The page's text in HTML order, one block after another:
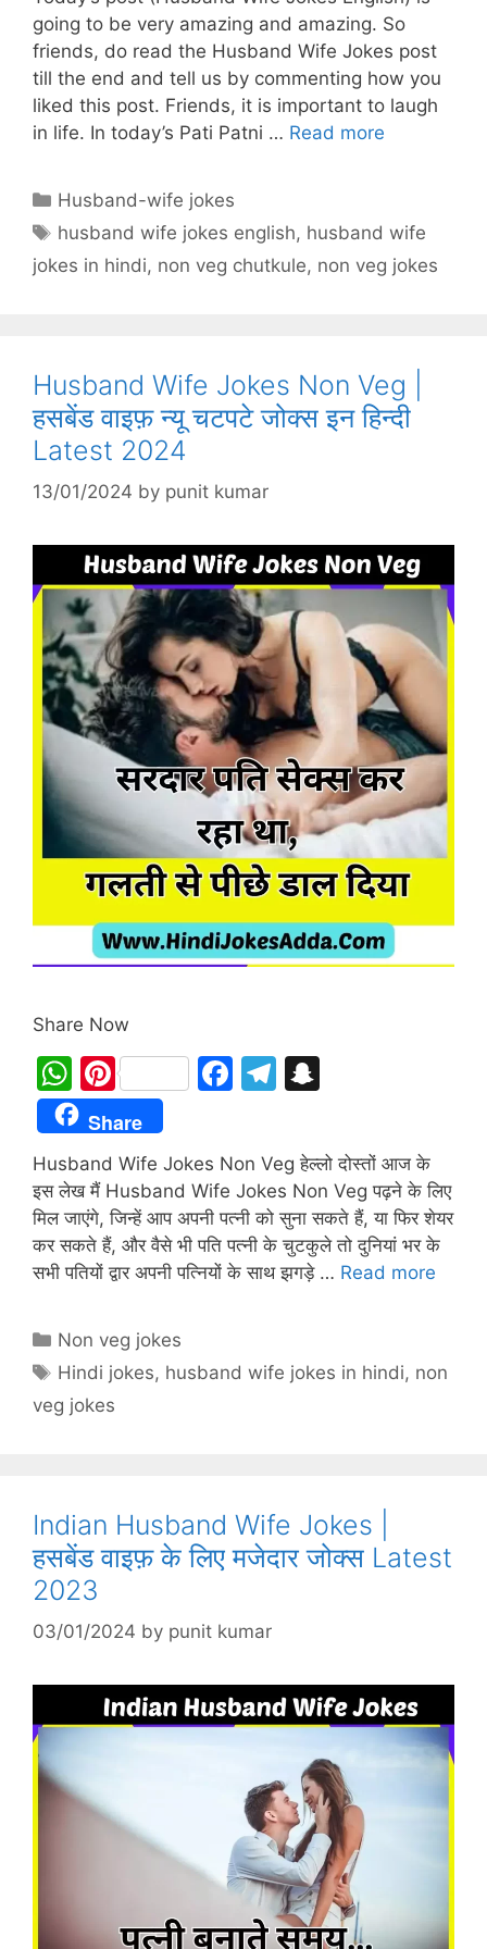
A
p
p
st
b
o
o
k
a
m
c
h
at
going to be very amazing and amazing. So
friends, do read the Husband Wife Jokes post
till the end and tell us by commenting how you
liked this post. Friends, it is important to laugh
in life. In today’s Pati Patni … Read more
Categories
Husband-wife jokes
Tags
husband wife jokes english, husband wife
jokes in hindi, non veg chutkule, non veg jokes
Husband Wife Jokes Non Veg |
हसबेंड वाइफ़ न्यू चटपटे जोक्स इन हिन्दी
Latest 2024
13/01/2024 by punit kumar
Share Now
W
h
at
s
A
p
p
Pi
nt
er
e
st
F
e
b
o
o
T
gr
a
m
a
p
c
h
at
Share
Husband Wife Jokes Non Veg हेल्लो दोस्तों आज के
इस लेख मैं Husband Wife Jokes Non Veg पढ़ने के लिए
मिल जाएंगे, जिन्हें आप अपनी पत्नी को सुना सकते हैं, या फिर शेयर
कर सकते हैं, और वैसे भी पति पत्नी के चुटकुले तो दुनियां भर के
सभी पतियों द्वार अपनी पत्नियों के साथ झगड़े … Read more
Categories
Non veg jokes
Tags
Hindi jokes, husband wife jokes in hindi, non
veg jokes
Indian Husband Wife Jokes |
हसबेंड वाइफ़ के लिए मजेदार जोक्स Latest
2023
03/01/2024 by punit kumar